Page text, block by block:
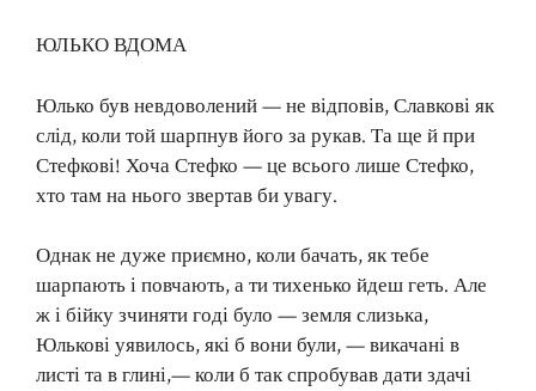
ЮЛЬКО ВДОМА
Юлько був невдоволений — не відповів, Славкові як
слід, коли той шарпнув його за рукав. Та ще й при
Стефкові! Хоча Стефко — це всього лише Стефко,
хто там на нього звертав би увагу.
Однак не дуже приємно, коли бачать, як тебе
шарпають і повчають, а ти тихенько йдеш геть. Але
ж і бійку зчиняти годі було — земля слизька,
Юлькові уявилось, які б вони були, — викачані в
листі та в глині,— коли б так спробував дати здачі